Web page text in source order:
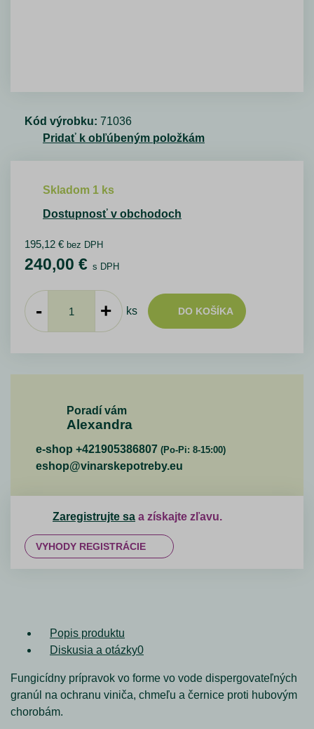
Kód výrobku: 71036
Pridať k obľúbeným položkám
Skladom 1 ks
Dostupnosť v obchodoch
195,12 € bez DPH
240,00 € s DPH
- + ks DO KOŠÍKA
Poradí vám
Alexandra
e-shop +421905386807 (Po-Pi: 8-15:00)
eshop@vinarskepotreby.eu
Zaregistrujte sa a získajte zľavu.
VYHODY REGISTRÁCIE
Popis produktu
Diskusia a otázky0
Fungicídny prípravok vo forme vo vode dispergovateľných
granúl na ochranu viniča, chmeľu a černice proti hubovým
chorobám.